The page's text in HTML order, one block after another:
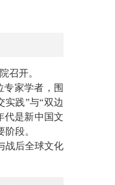
召开。
家学者，围
实践”与“双边
代是新中国文
段。
战后全球文化